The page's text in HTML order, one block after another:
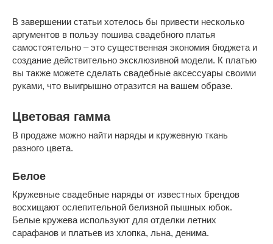
В завершении статьи хотелось бы привести несколько
аргументов в пользу пошива свадебного платья
самостоятельно – это существенная экономия бюджета и
создание действительно эксклюзивной модели. К платью
вы также можете сделать свадебные аксессуары своими
руками, что выигрышно отразится на вашем образе.
Цветовая гамма
В продаже можно найти наряды и кружевную ткань
разного цвета.
Белое
Кружевные свадебные наряды от известных брендов
восхищают ослепительной белизной пышных юбок.
Белые кружева используют для отделки летних
сарафанов и платьев из хлопка, льна, денима.